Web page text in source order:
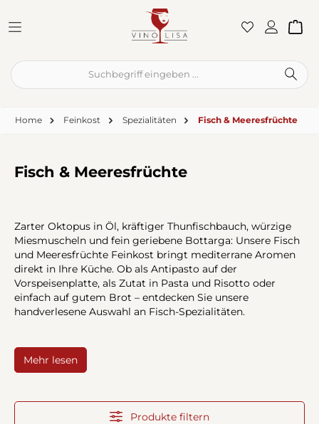
Home Feinkost Spezialitäten Fisch & Meeresfrüchte
Fisch & Meeresfrüchte
Zarter Oktopus in Öl, kräftiger Thunfischbauch, würzige
Miesmuscheln und fein geriebene Bottarga: Unsere Fisch
und Meeresfrüchte Feinkost bringt mediterrane Aromen
direkt in Ihre Küche. Ob als Antipasto auf der
Vorspeisenplatte, als Zutat in Pasta und Risotto oder
einfach auf gutem Brot – entdecken Sie unsere
handverlesene Auswahl an Fisch-Spezialitäten.
Mehr lesen
Produkte filtern